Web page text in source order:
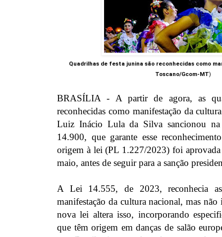
Quadrilhas de festa junina são reconhecidas como
Toscano/Gcom-MT)
BRASÍLIA - A partir de agora, as
reconhecidas como manifestação da
Luiz Inácio Lula da Silva sancionou
14.900, que garante esse
origem à lei (PL 1.227/2023) foi
maio, antes de seguir para a sanção
A Lei 14.555, de 2023, reconhecia
manifestação da cultura nacional, mas
nova lei altera isso, incorporando
que têm origem em danças de salão